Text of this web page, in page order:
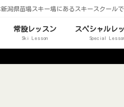
潟県苗場スキー場にあるスキースクール
常設レッスン
Ski Lesson
スペシャルレ
Special